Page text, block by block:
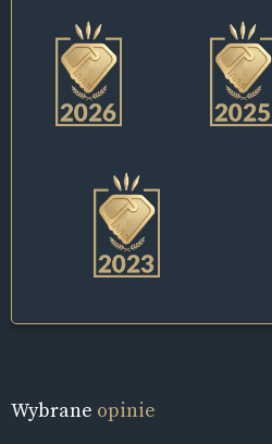
Wybrane opinie